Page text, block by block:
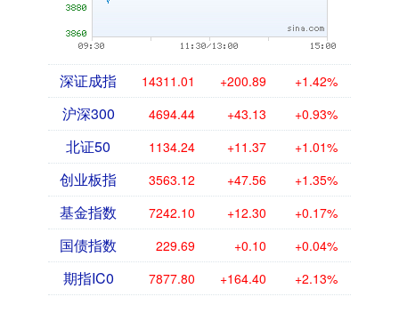
深证成指 14311.01 +200.89 +1.42%
沪深300 4694.44 +43.13 +0.93%
北证50 1134.24 +11.37 +1.01%
创业板指 3563.12 +47.56 +1.35%
基金指数 7242.10 +12.30 +0.17%
国债指数 229.69 +0.10 +0.04%
期指IC0 7877.80 +164.40 +2.13%